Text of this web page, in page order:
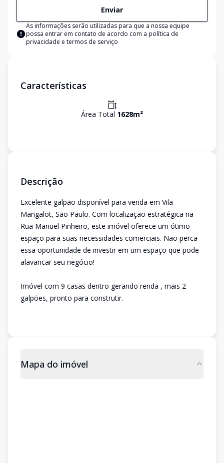
Enviar
As informações serão utilizadas para que a nossa equipe
possa entrar em contato de acordo com a política de
privacidade e termos de serviço
Características
Área Total 1628m²
Descrição
Excelente galpão disponível para venda em Vila
Mangalot, São Paulo. Com localização estratégica na
Rua Manuel Pinheiro, este imóvel oferece um ótimo
espaço para suas necessidades comerciais. Não perca
essa oportunidade de investir em um espaço que pode
alavancar seu negócio!
Imóvel com 9 casas dentro gerando renda , mais 2
galpões, pronto para construtir.
Mapa do imóvel